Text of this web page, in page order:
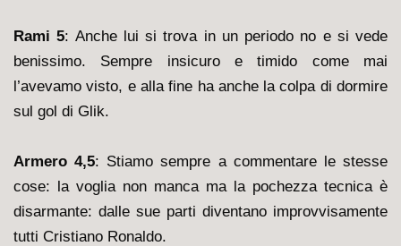
Rami 5: Anche lui si trova in un periodo no e si vede
benissimo. Sempre insicuro e timido come mai
l’avevamo visto, e alla fine ha anche la colpa di dormire
sul gol di Glik.
Armero 4,5: Stiamo sempre a commentare le stesse
cose: la voglia non manca ma la pochezza tecnica è
disarmante: dalle sue parti diventano improvvisamente
tutti Cristiano Ronaldo.